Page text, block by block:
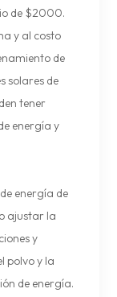
de $2000.
y al costo
de
solares de
tener
energía y
energía de
ajustar la
y
polvo y la
de energía.